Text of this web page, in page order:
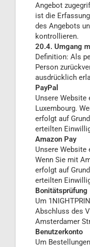
Angebot
ist die
des Angebots
kontrollieren.
20.4. Umgang
Definition: Als
Person
ausdrücklich
PayPal
Unsere Website
Luxembourg.
erfolgt auf
erteilten
Amazon Pay
Unsere Website
Wenn Sie mit
erfolgt auf
erteilten
Bonitätsprüfung
Um
Abschluss des
Amsterdamer
Benutzerkonto
Um